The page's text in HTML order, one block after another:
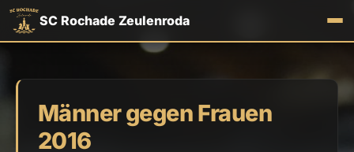
SC Rochade Zeulenroda
Männer gegen Frauen
2016